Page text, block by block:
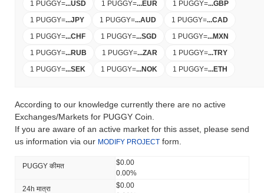
1 PUGGY=...USD 1 PUGGY=...EUR 1 PUGGY=...GBP
1 PUGGY=...JPY 1 PUGGY=...AUD 1 PUGGY=...CAD
1 PUGGY=...CHF 1 PUGGY=...SGD 1 PUGGY=...MXN
1 PUGGY=...RUB 1 PUGGY=...ZAR 1 PUGGY=...TRY
1 PUGGY=...SEK 1 PUGGY=...NOK 1 PUGGY=...ETH
According to our knowledge currently there are no active
Exchanges/Markets for PUGGY Coin.
If you are aware of an active market for this asset, please send
us information via our MODIFY PROJECT form.
PUGGY कीमत
$0.00
0.00%
24h मात्रा
$0.00